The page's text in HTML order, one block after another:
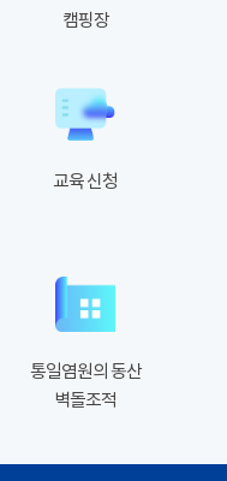
캠핑장
교육 신청
통일염원의 동산
벽돌조적